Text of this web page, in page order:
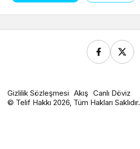
Gizlilik Sözleşmesi Akış Canlı Döviz
© Telif Hakkı 2026, Tüm Hakları Saklıdır.